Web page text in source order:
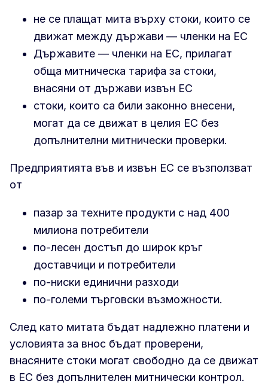
не се плащат мита върху стоки, които се
движат между държави — членки на ЕС
Държавите — членки на ЕС, прилагат
обща митническа тарифа за стоки,
внасяни от държави извън ЕС
стоки, които са били законно внесени,
могат да се движат в целия ЕС без
допълнителни митнически проверки.
Предприятията във и извън ЕС се възползват
от
пазар за техните продукти с над 400
милиона потребители
по-лесен достъп до широк кръг
доставчици и потребители
по-ниски единични разходи
по-големи търговски възможности.
След като митата бъдат надлежно платени и
условията за внос бъдат проверени,
внасяните стоки могат свободно да се движат
в ЕС без допълнителен митнически контрол.